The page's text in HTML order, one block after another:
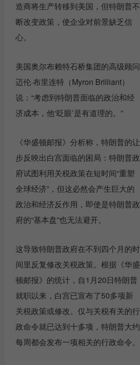
造商将生产转移到美国，但特朗普不
断改变政策，使企业对前景缺乏信
心。
美国奥尔布赖特石桥集团的高级顾问
迈伦·布里连特（Myron Brilliant）
说：“考虑到特朗普面临的政治和经
济成本，他‘眨眼’是有道理的。”
《华盛顿邮报》分析称，特朗普的让
步反映出白宫面临的困局：特朗普政
府试图利用关税政策在短时间“重塑
全球经济”，但这必然会产生巨大的
政治和经济反作用，即使是特朗普政
府的“基本盘”也无法避开。
这导致特朗普政府在不到四个月的时
间里反复修改关税政策。根据《华盛
顿邮报》的统计，自1月20日特朗普
就职以来，白宫已宣布了50多项新
关税政策或修改。仅与关税有关的行
政命令就已达到十多项，特朗普大约
每周都会发布一项相关的行政命令。